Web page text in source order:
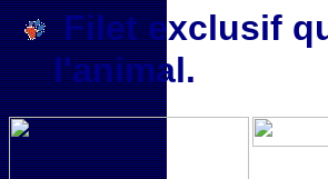
Filet exclusif
l'animal.